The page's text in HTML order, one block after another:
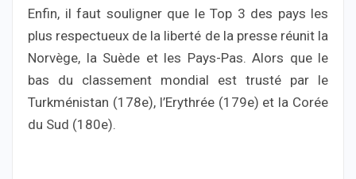
Enfin, il faut souligner que le Top 3 des pays les
plus respectueux de la liberté de la presse réunit la
Norvège, la Suède et les Pays-Pas. Alors que le
bas du classement mondial est trusté par le
Turkménistan (178e), l’Erythrée (179e) et la Corée
du Sud (180e).